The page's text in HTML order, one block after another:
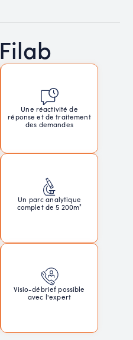
Filab
Une réactivité de
réponse et de traitement
des demandes
Un parc analytique
complet de 5 200m²
Visio-débrief possible
avec l'expert